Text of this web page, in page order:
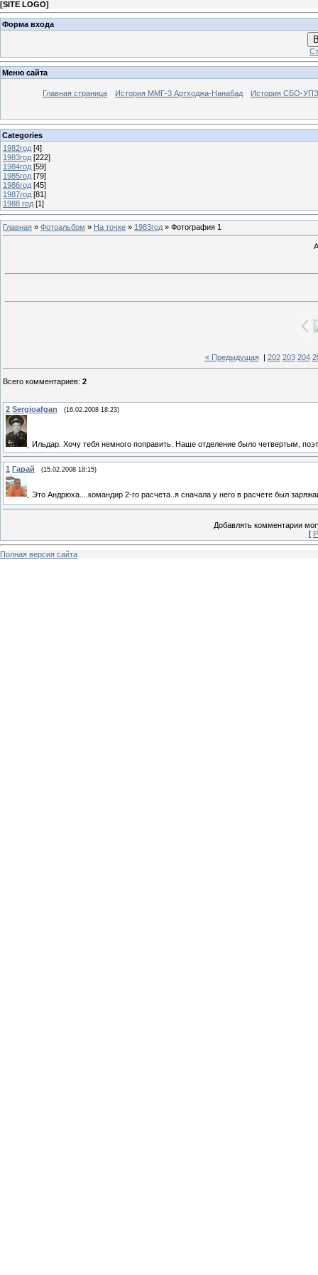
[SITE LOGO]
Форма входа
Меню сайта
Главная страница История ММГ-3 Артходжа-Нанабад История СБО-УПЗ
Categories
1982год [4]
1983год [222]
1984год [59]
1985год [79]
1986год [45]
1987год [81]
1988 год [1]
Главная » Фотоальбом » На точке » 1983год » Фотография 1
« Предыдущая| 202 203 204
Всего комментариев: 2
2 Sergioafgan (16.02.2008 18:23)
Ильдар. Хочу тебя немного поправить. Наше отделение было четвертым,
1 Гарай (15.02.2008 18:15)
Это Андрюха....командир 2-го расчета..я сначала у него в расчете был
Добавлять комментарии
[
Полная версия сайта